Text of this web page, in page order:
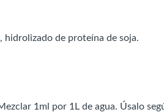
hidrolizado de proteína de soja.
1ml por 1L de agua. Úsalo